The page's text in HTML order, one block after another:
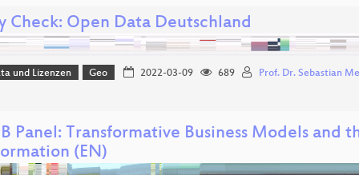
Check: Open Data Deutschland
und Lizenzen Geo 2022-03-09 689 Prof. Dr. Sebastian
Panel: Transformative Business Models and
(EN)